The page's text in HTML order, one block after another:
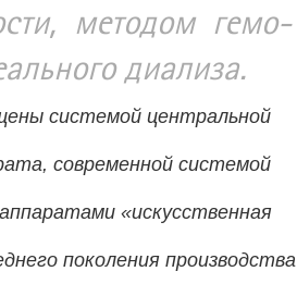
методом гемо-
диализа.
системой центральной
современной системой
«искусственная
поколения производства